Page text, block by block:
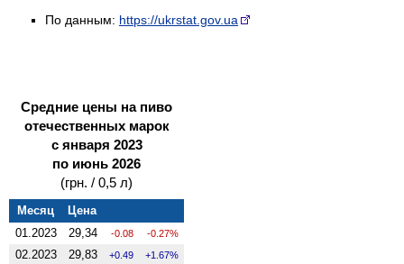
По данным: https://ukrstat.gov.ua
Средние цены на пиво
отечественных марок
с января 2023
по июнь 2026
(грн. / 0,5 л)
Месяц
Цена
01.2023
29,34 -0.08 -0.27%
02.2023 29,83 0.49 1.67%